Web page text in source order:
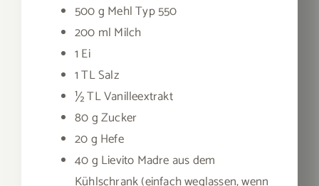
500 g Mehl Typ 550
200 ml Milch
1 Ei
1 TL Salz
½ TL Vanilleextrakt
80 g Zucker
20 g Hefe
40 g Lievito Madre aus dem
Kühlschrank (einfach weglassen, wenn